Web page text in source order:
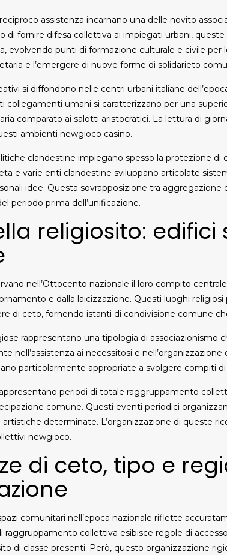
assistenza incarnano una delle novito
di fornire difesa collettiva ai impiegati urbani,
evolvendo punti di formazione culturale e civile per
e l’emergere di nuove forme di solidarieto
si diffondono nelle centri urbani italiane
collegamenti umani si caratterizzano per una
comparato ai salotti aristocratici. La lettura di
ambienti newgioco casino.
clandestine impiegano spesso la protezione
e varie enti clandestine sviluppano articolate
idee. Questa sovrapposizione tra
periodo prima dell’unificazione.
religiosito:
nell’Ottocento nazionale il loro compito
e dalla laicizzazione. Questi luoghi
di ceto, fornendo istanti di condivisione comune
rappresentano una tipologia di associazionismo
nell’assistenza ai necessitosi e
particolarmente appropriate a svolgere compiti
periodi di totale raggruppamento
comune. Questi eventi periodici
determinate. L’organizzazione di queste
newgioco.
di ceto, tipo e
comunitari nell’epoca nazionale riflette
raggruppamento collettiva esibisce regole di
di classe presenti. Però, questo organizzazione